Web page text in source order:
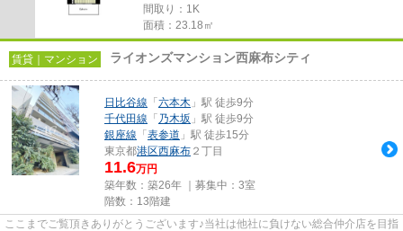
間取り：1K
面積：23.18㎡
賃貸｜マンション ライオンズマンション西麻布シティ
日比谷線 「 六本木 」駅 徒歩9分
千代田線 「 乃木坂 」駅 徒歩9分
銀座線 「 表参道 」駅 徒歩15分
東京都港区西麻布 ２丁目
11.6万円
築年数：築26年 ｜募集中： 3室
階数：13階建
ここまでご覧頂きありがとうございます♪当社は他社に負けない総合仲介店を目指